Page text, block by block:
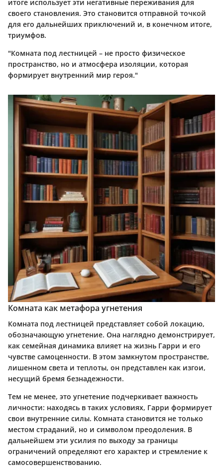
итоге использует эти негативные переживания для
своего становления. Это становится отправной точкой
для его дальнейших приключений и, в конечном итоге,
триумфов.
"Комната под лестницей – не просто физическое
пространство, но и атмосфера изоляции, которая
формирует внутренний мир героя."
Комната как метафора угнетения
Комната под лестницей представляет собой локацию,
обозначающую угнетение. Она наглядно демонстрирует,
как семейная динамика влияет на жизнь Гарри и его
чувстве самоценности. В этом замкнутом пространстве,
лишенном света и теплоты, он представлен как изгои,
несущий бремя безнадежности.
Тем не менее, это угнетение подчеркивает важность
личности: находясь в таких условиях, Гарри формирует
свои внутренние силы. Комната становится не только
местом страданий, но и символом преодоления. В
дальнейшем эти усилия по выходу за границы
ограничений определяют его характер и стремление к
самосовершенствованию.